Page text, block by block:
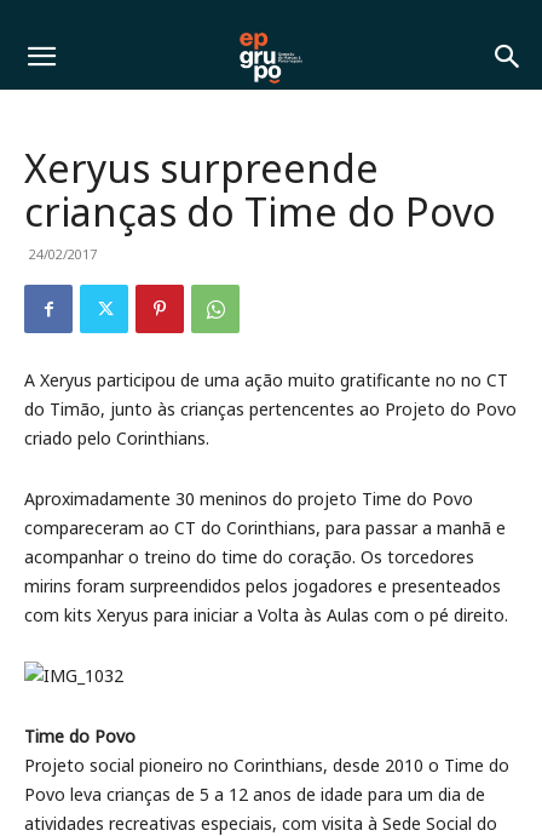
Xeryus surpreende
crianças do Time do Povo
24/02/2017
A Xeryus participou de uma ação muito gratificante no no CT
do Timão, junto às crianças pertencentes ao Projeto do Povo
criado pelo Corinthians.
Aproximadamente 30 meninos do projeto Time do Povo
compareceram ao CT do Corinthians, para passar a manhã e
acompanhar o treino do time do coração. Os torcedores
mirins foram surpreendidos pelos jogadores e presenteados
com kits Xeryus para iniciar a Volta às Aulas com o pé direito.
Time do Povo
Projeto social pioneiro no Corinthians, desde 2010 o Time do
Povo leva crianças de 5 a 12 anos de idade para um dia de
atividades recreativas especiais, com visita à Sede Social do